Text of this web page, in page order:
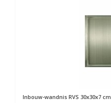
Inbouw-wandnis RVS 30x30x7 cm